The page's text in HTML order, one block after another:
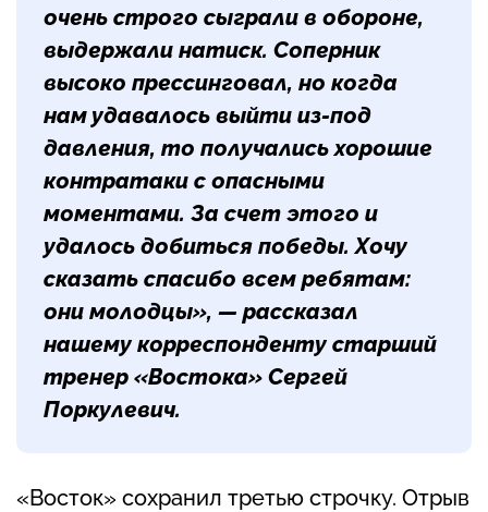
очень строго сыграли в обороне,
выдержали натиск. Соперник
высоко прессинговал, но когда
нам удавалось выйти из-под
давления, то получались хорошие
контратаки с опасными
моментами. За счет этого и
удалось добиться победы. Хочу
сказать спасибо всем ребятам:
они молодцы», — рассказал
нашему корреспонденту старший
тренер «Востока» Сергей
Поркулевич.
«Восток» сохранил третью строчку. Отрыв